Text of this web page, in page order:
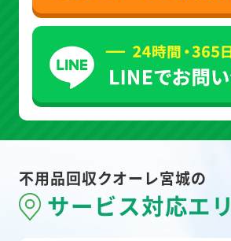
不用品回収クオーレ宮城の
サービス対応エ